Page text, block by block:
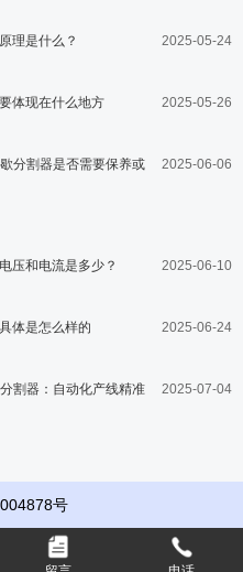
2025-05-24
理是什么？
2025-05-26
体现在什么地方
2025-06-06
分割器是否需要保养或
2025-06-10
压和电流是多少？
2025-06-24
体是怎么样的
2025-07-04
割器：自动化产线精准
号